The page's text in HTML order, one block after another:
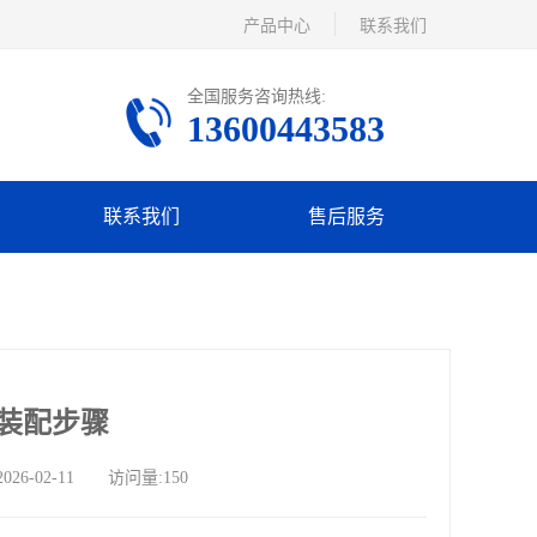
联系我们
产品中心
全国服务咨询热线:
13600443583
联系我们 售后服务
配步骤
02-11 访问量:150